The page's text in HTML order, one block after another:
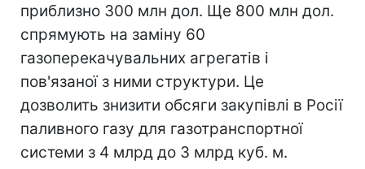
приблизно 300 млн дол. Ще 800 млн дол.
спрямують на заміну 60
газоперекачувальних агрегатів і
пов'язаної з ними структури. Це
дозволить знизити обсяги закупівлі в Росії
паливного газу для газотранспортної
системи з 4 млрд до 3 млрд куб. м.